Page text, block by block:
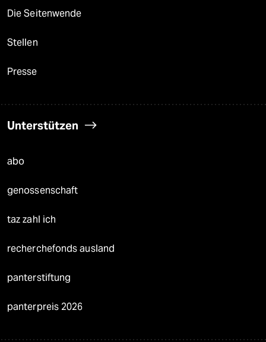
Die Seitenwende
Stellen
Presse
Unterstützen
abo
genossenschaft
taz zahl ich
recherchefonds ausland
panterstiftung
panterpreis 2026